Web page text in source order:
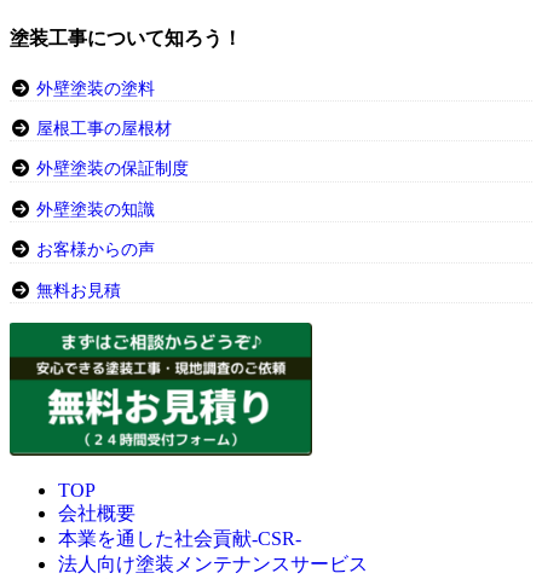
塗装工事について知ろう！
外壁塗装の塗料
屋根工事の屋根材
外壁塗装の保証制度
外壁塗装の知識
お客様からの声
無料お見積
TOP
会社概要
本業を通した社会貢献-CSR-
法人向け塗装メンテナンスサービス